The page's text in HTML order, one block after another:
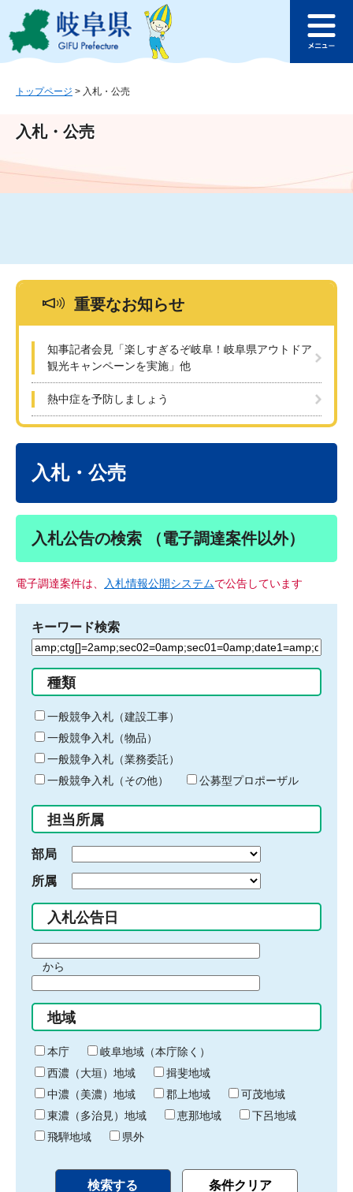
ジ
ュ
文
このページの本文へ
ュ
トップページ > 入札・公売
入札・公売
重要なお知らせ
知事記者会見「楽しすぎるぞ岐阜！岐阜県アウトドア
観光キャンペーンを実施」他
熱中症を予防しましょう
入札・公売
入札公告の検索 （電子調達案件以外）
電子調達案件は、 入札情報公開システムで公告しています
キーワード検索
検
る
キ
ー
ワ
ー
ド
入
力
種類
一般競争入札（建設工事）
一般競争入札（物品）
一般競争入札（業務委託）
一般競争入札（その他）
公募型プロポーザル
担当所属
部局
所属
入札公告日
間
始
り
から
間
終
わ
り
地域
本庁
岐阜地域（本庁除く）
西濃（大垣）地域
揖斐地域
中濃（美濃）地域
郡上地域
可茂地域
東濃（多治見）地域
恵那地域
下呂地域
飛騨地域
県外